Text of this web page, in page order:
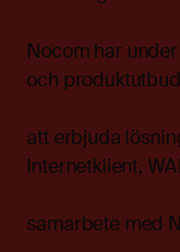
Nocom har
och
att erbjuda
Internetklient,
samarbete med